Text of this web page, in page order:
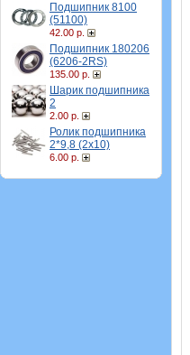
Подшипник 8100
(51100)
42.00 р.
Подшипник 180206
(6206-2RS)
135.00 р.
Шарик подшипника
2
2.00 р.
Ролик подшипника
2*9,8 (2х10)
6.00 р.